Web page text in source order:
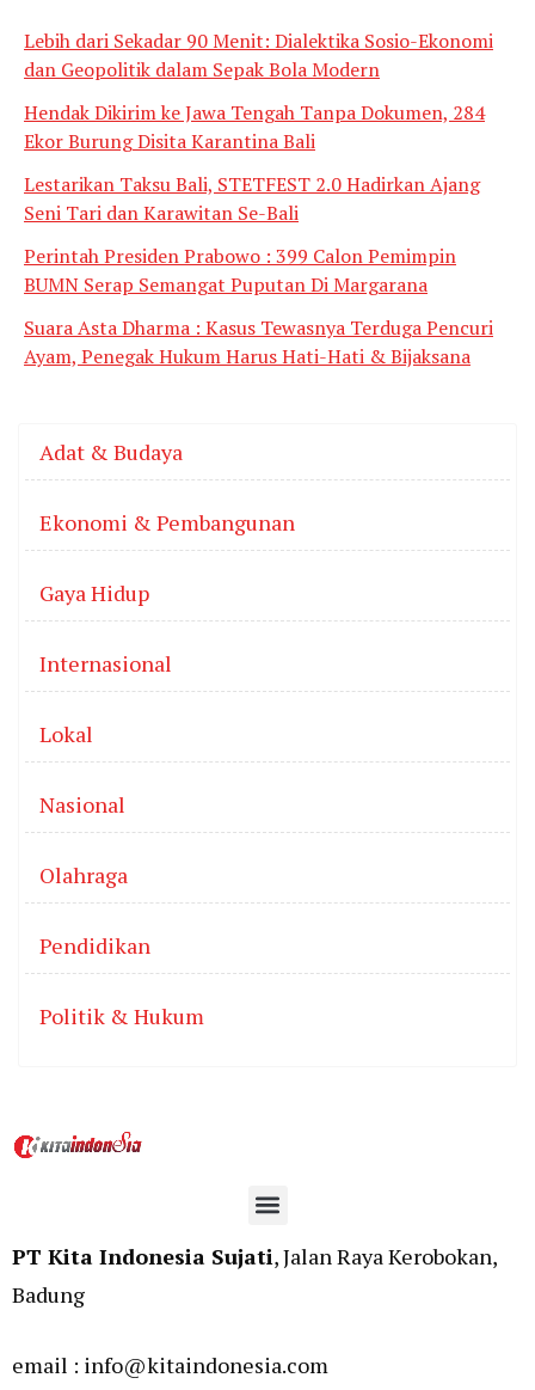
Lebih dari Sekadar 90 Menit: Dialektika Sosio-Ekonomi
dan Geopolitik dalam Sepak Bola Modern
Hendak Dikirim ke Jawa Tengah Tanpa Dokumen, 284
Ekor Burung Disita Karantina Bali
Lestarikan Taksu Bali, STETFEST 2.0 Hadirkan Ajang
Seni Tari dan Karawitan Se-Bali
Perintah Presiden Prabowo : 399 Calon Pemimpin
BUMN Serap Semangat Puputan Di Margarana
Suara Asta Dharma : Kasus Tewasnya Terduga Pencuri
Ayam, Penegak Hukum Harus Hati-Hati & Bijaksana
Adat & Budaya
Ekonomi & Pembangunan
Gaya Hidup
Internasional
Lokal
Nasional
Olahraga
Pendidikan
Politik & Hukum
PT Kita Indonesia Sujati, Jalan Raya Kerobokan,
Badung
email : info@kitaindonesia.com